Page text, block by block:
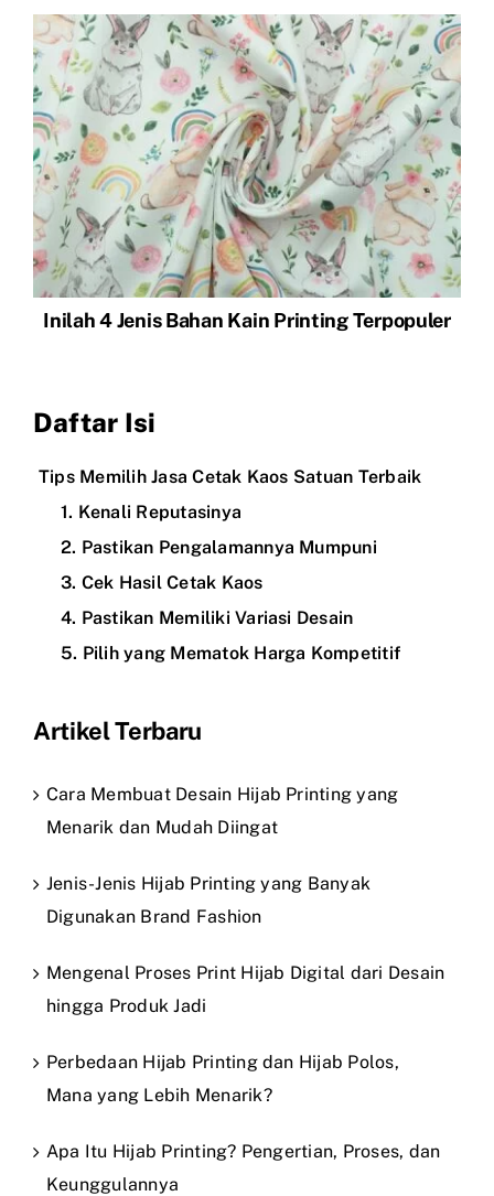
Inilah 4 Jenis Bahan Kain Printing Terpopuler
Daftar Isi
Tips Memilih Jasa Cetak Kaos Satuan Terbaik
1. Kenali Reputasinya
2. Pastikan Pengalamannya Mumpuni
3. Cek Hasil Cetak Kaos
4. Pastikan Memiliki Variasi Desain
5. Pilih yang Mematok Harga Kompetitif
Artikel Terbaru
Cara Membuat Desain Hijab Printing yang
Menarik dan Mudah Diingat
Jenis-Jenis Hijab Printing yang Banyak
Digunakan Brand Fashion
Mengenal Proses Print Hijab Digital dari Desain
hingga Produk Jadi
Perbedaan Hijab Printing dan Hijab Polos,
Mana yang Lebih Menarik?
Apa Itu Hijab Printing? Pengertian, Proses, dan
Keunggulannya